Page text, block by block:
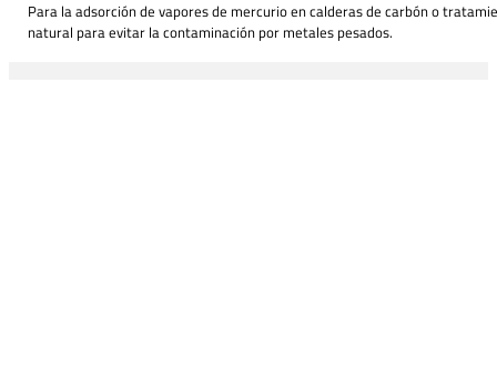
Para la adsorción de vapores de mercurio en calderas de carbón o
natural para evitar la contaminación por metales pesados.